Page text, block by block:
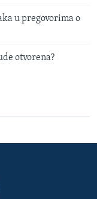
u pregovorima o
otvorena?